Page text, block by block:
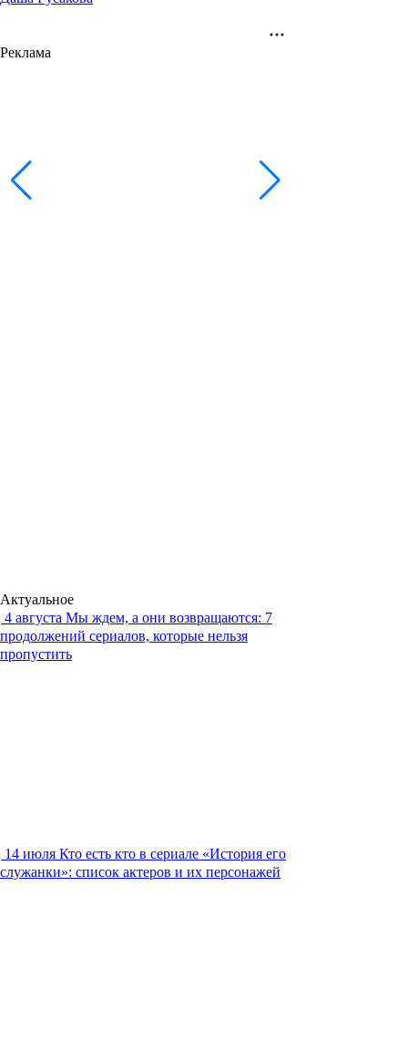
Реклама
Актуальное
4 августа Мы ждем, а они возвращаются: 7
продолжений сериалов, которые нельзя
пропустить
14 июля Кто есть кто в сериале «История его
служанки»: список актеров и их персонажей